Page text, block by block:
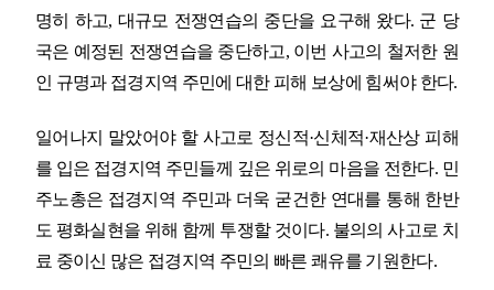
명히 하고, 대규모 전쟁연습의 중단을 요구해 왔다. 군 당
국은 예정된 전쟁연습을 중단하고, 이번 사고의 철저한 원
인 규명과 접경지역 주민에 대한 피해 보상에 힘써야 한다.
일어나지 말았어야 할 사고로 정신적·신체적·재산상 피해
를 입은 접경지역 주민들께 깊은 위로의 마음을 전한다. 민
주노총은 접경지역 주민과 더욱 굳건한 연대를 통해 한반
도 평화실현을 위해 함께 투쟁할 것이다. 불의의 사고로 치
료 중이신 많은 접경지역 주민의 빠른 쾌유를 기원한다.